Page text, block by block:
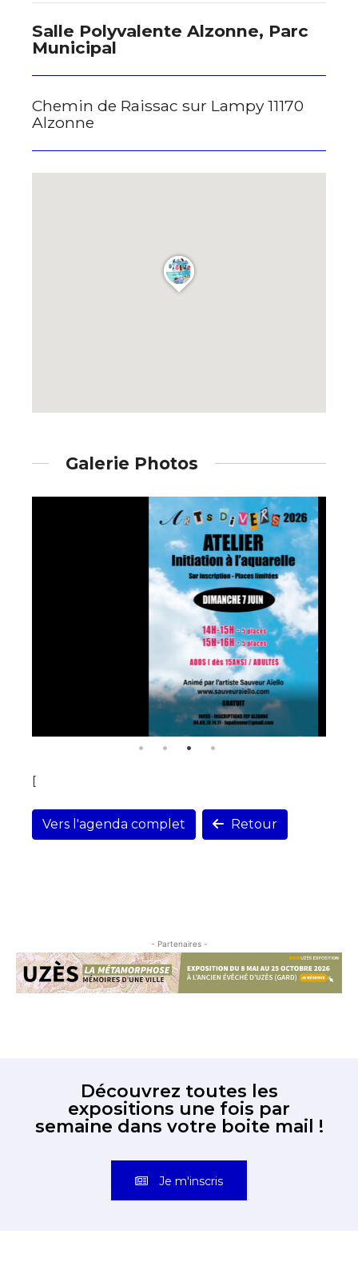
* Champ obligatoire
Salle Polyvalente Alzonne, Parc
Municipal
Chemin de Raissac sur Lampy 11170
Alzonne
Galerie Photos
[
Vers l'agenda complet Retour
- Partenaires -
Découvrez toutes les
expositions une fois par
semaine dans votre boite mail !
Je m'inscris